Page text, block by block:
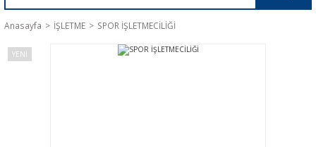
Anasayfa İŞLETME SPOR İŞLETMECİLİĞİ
YENİ